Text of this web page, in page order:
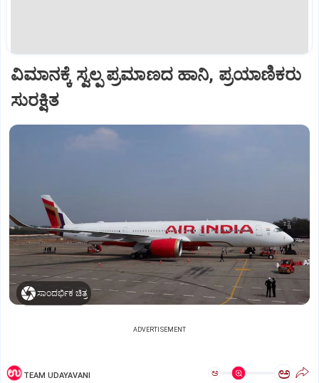
ವಿಮಾನಕ್ಕೆ ಸ್ವಲ್ಪ ಪ್ರಮಾಣದ ಹಾನಿ, ಪ್ರಯಾಣಿಕರು
ಸುರಕ್ಷಿತ
ಸಾಂದರ್ಭಿಕ ಚಿತ್ರ
ADVERTISEMENT
TEAM UDAYAVANI ಅ ಅ